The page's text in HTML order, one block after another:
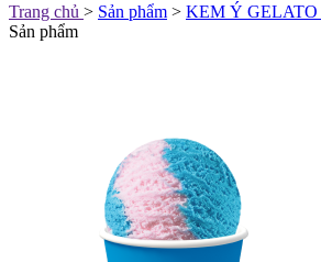
Trang chủ > Sản phẩm > KEM Ý GELATO
Sản phẩm